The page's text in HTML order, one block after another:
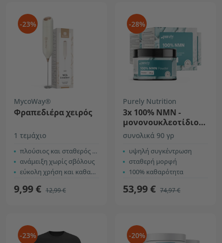
-23%
MycoWay®
Φραπεδιέρα χειρός
1 τεμάχιο
πλούσιος και σταθερός αφρός
ανάμειξη χωρίς σβόλους
εύκολη χρήση και καθαρισμός
9,99 € 12,99 €
-28%
Purely Nutrition
3x 100% NMN -
μονονουκλεοτίδιο
νικοτιναμιδίου
συνολικά 90 γρ
υψηλή συγκέντρωση
σταθερή μορφή
100% καθαρότητα
53,99 € 74,97 €
-23% -20%